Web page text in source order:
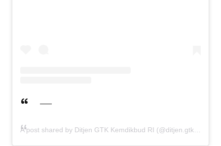
A post shared by Ditjen GTK Kemdikbud RI (@ditjen.gtk.kemdikbud)